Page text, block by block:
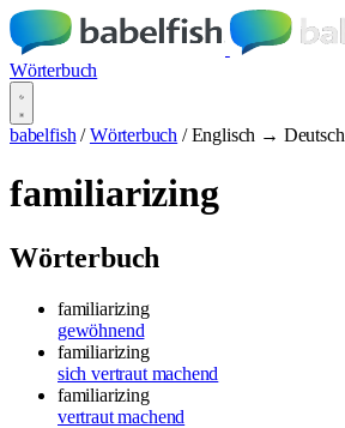
Wörterbuch
babelfish / Wörterbuch / Englisch → Deutsch
familiarizing
Wörterbuch
familiarizing
gewöhnend
familiarizing
sich vertraut machend
familiarizing
vertraut machend